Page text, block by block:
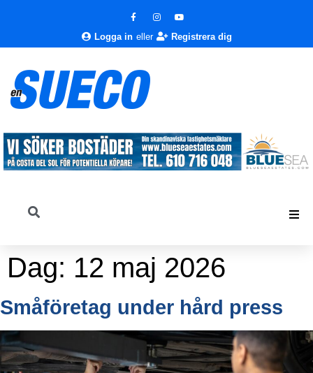
Logga in eller Registrera dig
Dag: 12 maj 2026
Småföretag under hård press